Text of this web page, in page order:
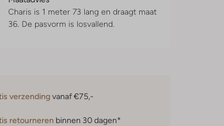
Charis is 1 meter 73 lang en draagt maat
36. De pasvorm is losvallend
verzendingvanaf €75,-
retourneren binnen 30 dagen*